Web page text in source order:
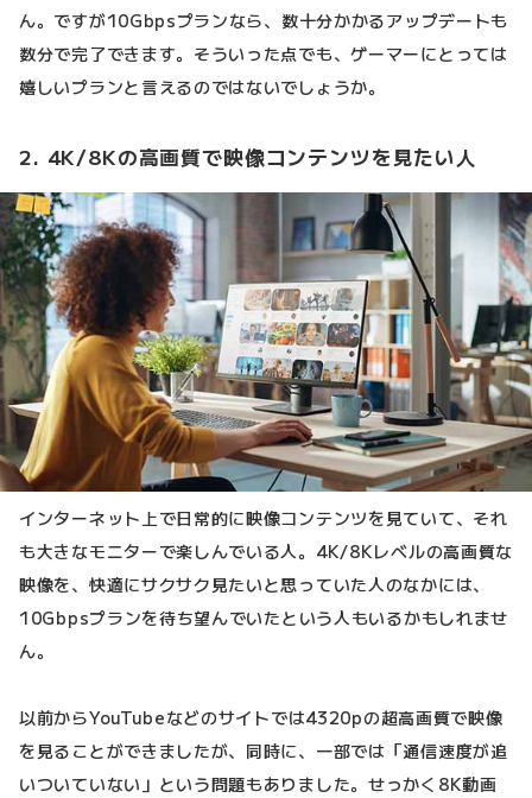
ん。ですが10Gbpsプランなら、数十分かかるアップデートも
数分で完了できます。そういった点でも、ゲーマーにとっては
嬉しいプランと言えるのではないでしょうか。
2. 4K/8Kの高画質で映像コンテンツを見たい人
インターネット上で日常的に映像コンテンツを見ていて、それ
も大きなモニターで楽しんでいる人。4K/8Kレベルの高画質な
映像を、快適にサクサク見たいと思っていた人のなかには、
10Gbpsプランを待ち望んでいたという人もいるかもしれませ
ん。
以前からYouTubeなどのサイトでは4320pの超高画質で映像
を見ることができましたが、同時に、一部では「通信速度が追
いついていない」という問題もありました。せっかく8K動画